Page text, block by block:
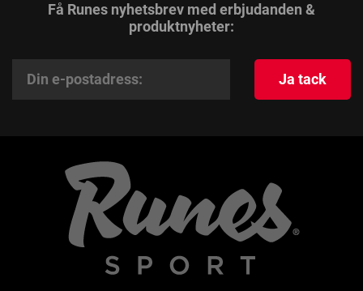
Få Runes nyhetsbrev med erbjudanden &
produktnyheter:
Ja tack